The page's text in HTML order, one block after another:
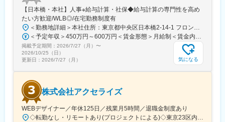
【日本橋・本社】人事※給与計算・社保◆給与計算の専門性を高め
たい方歓迎/WLB◎/在宅勤務制度有
掲載予定期間： 2026/7/27（月） 〜
2026/10/25（日）
更新日： 2026/7/27（月） 気になる
株式会社アクセライズ
WEBデザイナー／年休125日／残業月5時間／退職金制度あり